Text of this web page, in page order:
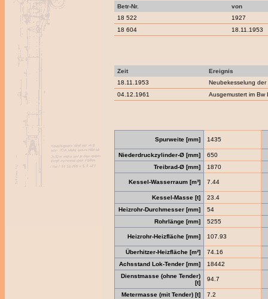
Betr-Nr.
von
18 522
1927
18 604
18.11.1953
Zeit
Ereignis
18.11.1953
Neubekesselung der
04.12.1961
Ausgemustert im Bw
Spurweite [mm] 1435
Niederdruckzylinder-Ø [mm]
650
Treibrad-Ø [mm]
1870
Kessel-Wasserraum [m³] 7.44
Kessel-Masse [t]
23.4
Heizrohr-Durchmesser [mm]
54
Rohrlänge [mm]
5255
Heizrohr-Heizfläche [mm] 107.93
Überhitzer-Heizfläche [m²]
74.16
Achsstand Lok-Tender [mm]
18442
Dienstmasse (ohne Tender)
[t]
94.7
Metermasse (mit Tender) [t]
7.2